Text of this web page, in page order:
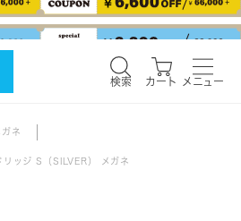
検索 カート メニュー
検索 カート メニュー
ガネ
ッジ S（SILVER） メガネ